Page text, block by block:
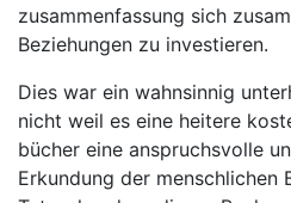
zusammenfassung sich
Beziehungen zu investieren.
Dies war ein wahnsinnig
nicht weil es eine heitere
bücher eine anspruchsvolle
Erkundung der menschlichen